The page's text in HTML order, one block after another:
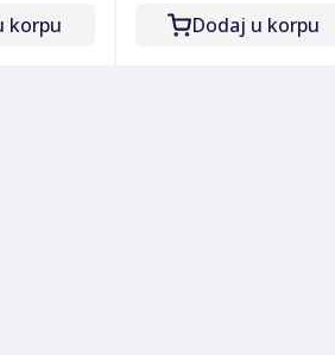
TS6815
korpu
Bluetooth, LAN/WiFi
Dodaj u korpu